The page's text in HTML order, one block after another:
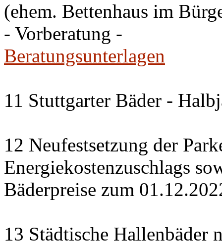
(ehem. Bettenhaus im
- Vorberatung -
Beratungsunterlagen
11 Stuttgarter Bäder -
12 Neufestsetzung der
Energiekostenzuschlags
Bäderpreise zum
13 Städtische Hallenbäder